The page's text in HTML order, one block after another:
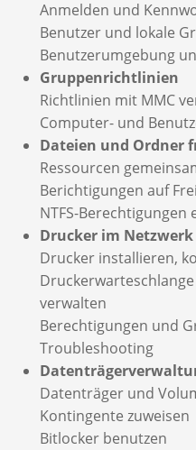
Anmelden und
Benutzer und lokale
Benutzerumgebung
Gruppenrichtlinien
Richtlinien mit MMC
Computer- und
Dateien und Ordner
Ressourcen
Berichtigungen auf
NTFS-
Drucker im
Drucker installieren,
verwalten
Berechtigungen und
Troubleshooting
Datenträger und
Kontingente zuweisen
Bitlocker benutzen